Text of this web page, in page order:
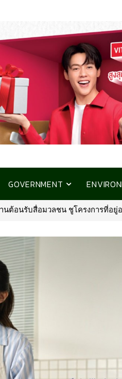
GOVERNMENT
มวลชน ชูโครงการที่อยู่อาศัยชลบุ